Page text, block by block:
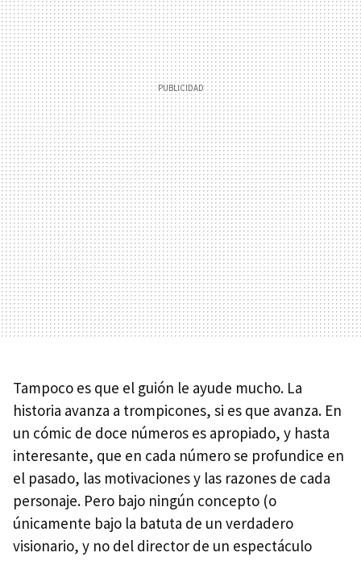
Tampoco es que el guión le ayude mucho. La
historia avanza a trompicones, si es que avanza. En
un cómic de doce números es apropiado, y hasta
interesante, que en cada número se profundice en
el pasado, las motivaciones y las razones de cada
personaje. Pero bajo ningún concepto (o
únicamente bajo la batuta de un verdadero
visionario, y no del director de un espectáculo